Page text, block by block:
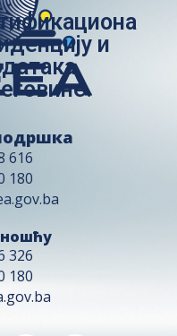
и
616
180
326
180